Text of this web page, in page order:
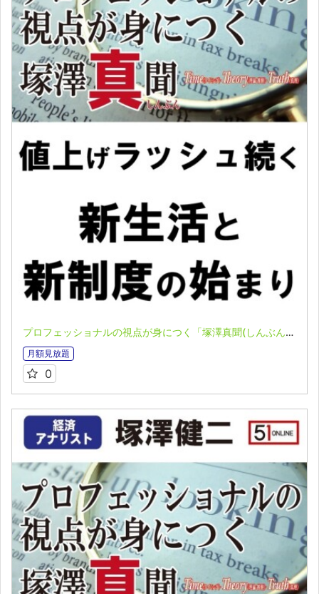
プロフェッショナルの視点が身につく「塚澤真聞(しんぶん)」(2023.04.03)
月額見放題
0